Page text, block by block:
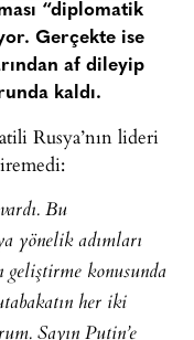
“diplomatik
Gerçekte ise
af dileyip
kaldı.
Rusya’nın lideri
Bu
yönelik adımları
konusunda
her iki